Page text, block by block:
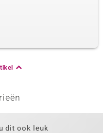
dit ook leuk